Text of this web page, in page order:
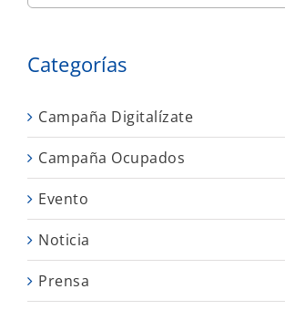
Categorías
Campaña Digitalízate
Campaña Ocupados
Evento
Noticia
Prensa